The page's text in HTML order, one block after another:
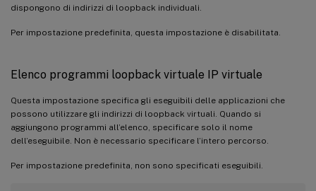
dispongono di indirizzi di loopback individuali.
Per impostazione predefinita, questa impostazione è disabilitata.
Elenco programmi loopback virtuale IP virtuale
Questa impostazione specifica gli eseguibili delle applicazioni che
possono utilizzare gli indirizzi di loopback virtuali. Quando si
aggiungono programmi all’elenco, specificare solo il nome
dell’eseguibile. Non è necessario specificare l’intero percorso.
Per impostazione predefinita, non sono specificati eseguibili.